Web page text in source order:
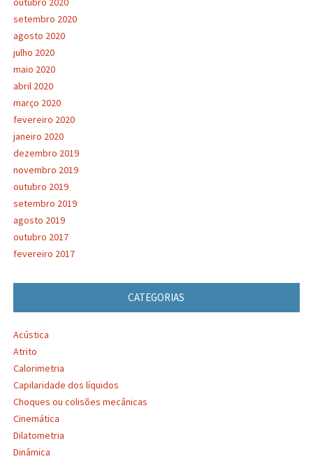
setembro 2020
agosto 2020
julho 2020
maio 2020
abril 2020
março 2020
fevereiro 2020
janeiro 2020
dezembro 2019
novembro 2019
outubro 2019
setembro 2019
agosto 2019
outubro 2017
fevereiro 2017
CATEGORIAS
Acústica
Atrito
Calorimetria
Capilaridade dos líquidos
Choques ou colisões mecânicas
Cinemática
Dilatometria
Dinâmica